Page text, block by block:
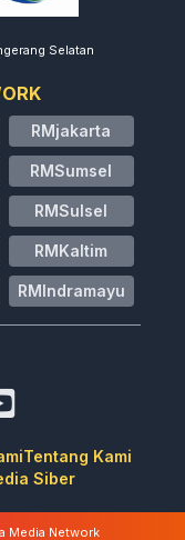
Selatan
RMjakarta
RMSumsel
RMSulsel
RMKaltim
RMIndramayu
Tentang Kami
Siber
Media Network